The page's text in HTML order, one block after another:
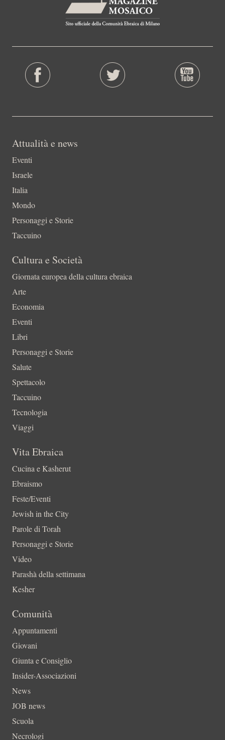
Attualità e news
Eventi
Israele
Italia
Mondo
Personaggi e Storie
Taccuino
Cultura e Società
Giornata europea della cultura ebraica
Arte
Economia
Eventi
Libri
Personaggi e Storie
Salute
Spettacolo
Taccuino
Tecnologia
Viaggi
Vita Ebraica
Cucina e Kasherut
Ebraismo
Feste/Eventi
Jewish in the City
Parole di Torah
Personaggi e Storie
Video
Parashà della settimana
Kesher
Comunità
Appuntamenti
Giovani
Giunta e Consiglio
Insider-Associazioni
News
JOB news
Scuola
Necrologi